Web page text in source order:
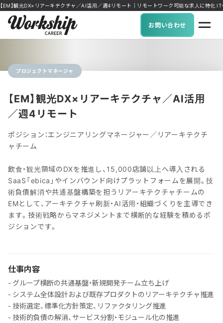
【EM】観光DX×リアーキテクチャ／AI活用／週4リモート｜リモートワーク可能な求人に特化
お問い合わせ
プロジェクトマネージャ
【EM】観光DX×リアーキテクチャ／AI活用
／週4リモート
ポジション：エンジニアリングマネージャー／リアーキテクチ
ャチーム
飲食・観光領域のDXを推進し、15,000店舗以上へ導入される
SaaS「ebica」やインバウンド向けプラットフォームを展開。技
術負債解消や共通基盤構築を担うリアーキテクチャチームの
EMとして、アーキテクチャ刷新・AI活用・組織づくりを主導でき
ます。技術戦略からマネジメントまで横断的な経験を積めるポ
ジションです。
仕事内容
- グループ横断の共通基盤・新規開発チーム立ち上げ
- システム全体設計および既存プロダクトのリアーキテクチャ推進
- 技術選定、標準化方針策定、リファクタリング推進
- 技術的負債の解消、サービス分割・モジュール化の推進